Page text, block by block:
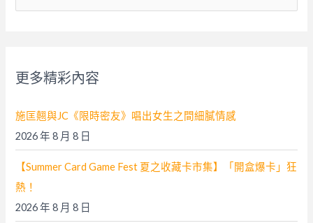
:
更多精彩內容
施匡翹與JC《限時密友》唱出女生之間細膩情感
2026 年 8 月 8 日
【Summer Card Game Fest 夏之收藏卡市集】「開盒爆卡」狂
熱！
2026 年 8 月 8 日